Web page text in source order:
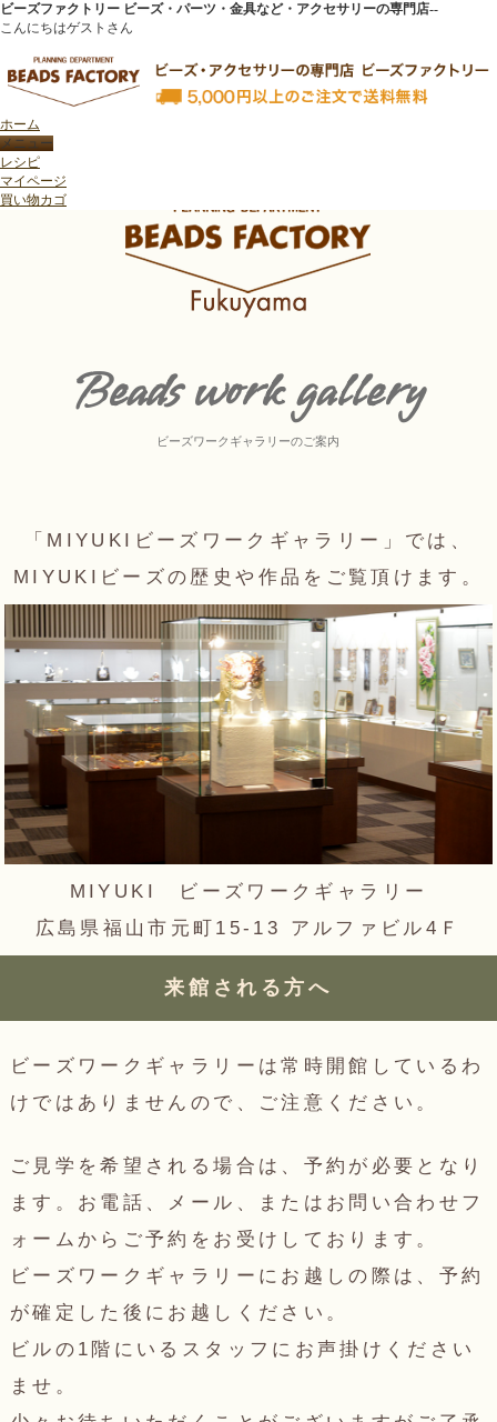
ビーズファクトリー ビーズ・パーツ・金具など・アクセサリーの専門店--
こんにちはゲストさん
ホーム
レシピ
マイページ
買い物カゴ
Beads work gallery
ビーズワークギャラリーのご案内
「MIYUKIビーズワークギャラリー」では、
MIYUKIビーズの歴史や作品をご覧頂けます。
MIYUKI ビーズワークギャラリー
広島県福山市元町15-13 アルファビル4Ｆ
来館される方へ
ビーズワークギャラリーは常時開館しているわ
けではありませんので、ご注意ください。
ご見学を希望される場合は、予約が必要となり
ます。お電話、メール、またはお問い合わせフ
ォームからご予約をお受けしております。
ビーズワークギャラリーにお越しの際は、予約
が確定した後にお越しください。
ビルの1階にいるスタッフにお声掛けください
ませ。